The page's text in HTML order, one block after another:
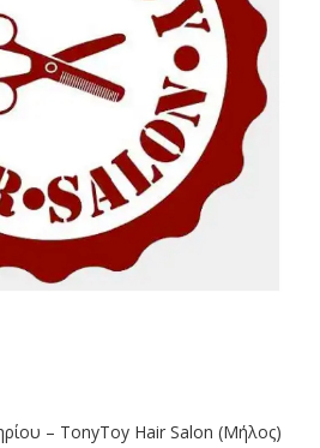
– TonyToy Hair Salon (Μήλος)